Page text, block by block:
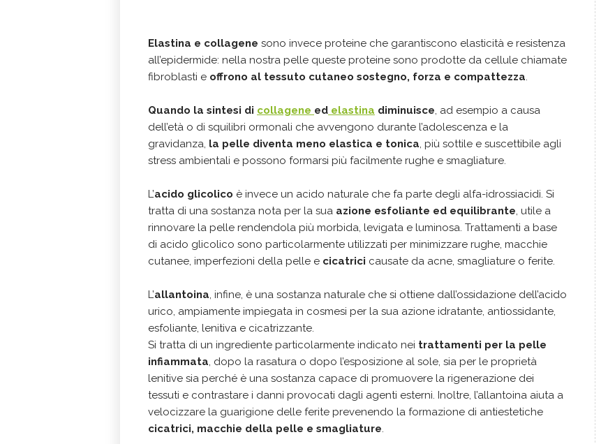
Elastina e collagene sono invece proteine che garantiscono elasticità e resistenza
all’epidermide: nella nostra pelle queste proteine sono prodotte da cellule chiamate
fibroblasti e offrono al tessuto cutaneo sostegno, forza e compattezza
Quando la sintesi di collagene ed elastina diminuisce , ad esempio a causa
dell’età o di squilibri ormonali che avvengono durante l’adolescenza e la
gravidanza, la pelle diventa meno elastica e tonica , più sottile e suscettibile agli
stress ambientali e possono formarsi più facilmente rughe e smagliature.
L’acido glicolico è invece un acido naturale che fa parte degli alfa-idrossiacidi. Si
tratta di una sostanza nota per la sua azione esfoliante ed equilibrante , utile a
rinnovare la pelle rendendola più morbida, levigata e luminosa. Trattamenti a base
di acido glicolico sono particolarmente utilizzati per minimizzare rughe, macchie
cutanee, imperfezioni della pelle e cicatrici causate da acne, smagliature o ferite.
L’allantoina , infine, è una sostanza naturale che si ottiene dall’ossidazione dell’acido
urico, ampiamente impiegata in cosmesi per la sua azione idratante, antiossidante,
esfoliante, lenitiva e cicatrizzante.
Si tratta di un ingrediente particolarmente indicato nei trattamenti per la pelle
infiammata , dopo la rasatura o dopo l’esposizione al sole, sia per le proprietà
lenitive sia perché è una sostanza capace di promuovere la rigenerazione dei
tessuti e contrastare i danni provocati dagli agenti esterni. Inoltre, l’allantoina aiuta a
velocizzare la guarigione delle ferite prevenendo la formazione di antiestetiche
cicatrici, macchie della pelle e smagliature